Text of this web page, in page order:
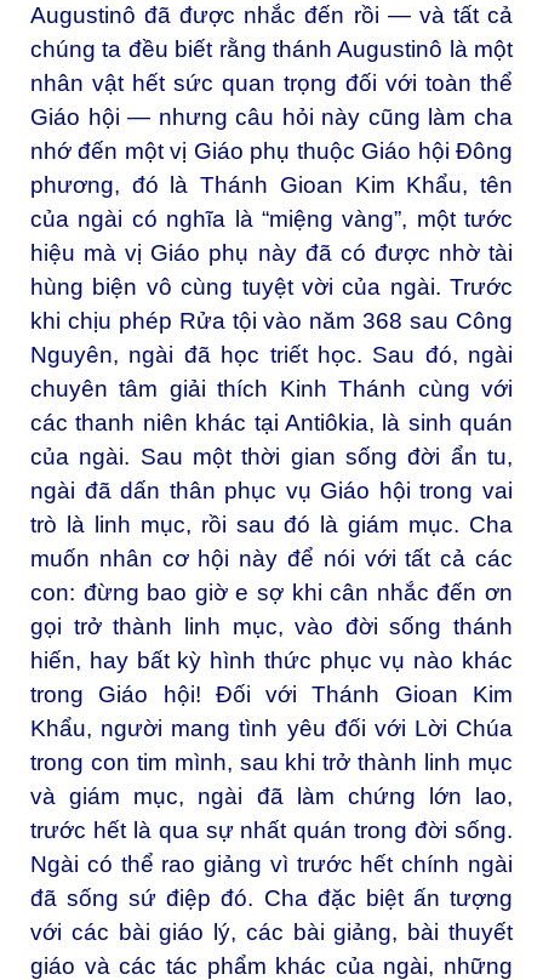
Augustinô đã được nhắc đến rồi — và tất cả
chúng ta đều biết rằng thánh Augustinô là một
nhân vật hết sức quan trọng đối với toàn thể
Giáo hội — nhưng câu hỏi này cũng làm cha
nhớ đến một vị Giáo phụ thuộc Giáo hội Đông
phương, đó là Thánh Gioan Kim Khẩu, tên
của ngài có nghĩa là “miệng vàng”, một tước
hiệu mà vị Giáo phụ này đã có được nhờ tài
hùng biện vô cùng tuyệt vời của ngài. Trước
khi chịu phép Rửa tội vào năm 368 sau Công
Nguyên, ngài đã học triết học. Sau đó, ngài
chuyên tâm giải thích Kinh Thánh cùng với
các thanh niên khác tại Antiôkia, là sinh quán
của ngài. Sau một thời gian sống đời ẩn tu,
ngài đã dấn thân phục vụ Giáo hội trong vai
trò là linh mục, rồi sau đó là giám mục. Cha
muốn nhân cơ hội này để nói với tất cả các
con: đừng bao giờ e sợ khi cân nhắc đến ơn
gọi trở thành linh mục, vào đời sống thánh
hiến, hay bất kỳ hình thức phục vụ nào khác
trong Giáo hội! Đối với Thánh Gioan Kim
Khẩu, người mang tình yêu đối với Lời Chúa
trong con tim mình, sau khi trở thành linh mục
và giám mục, ngài đã làm chứng lớn lao,
trước hết là qua sự nhất quán trong đời sống.
Ngài có thể rao giảng vì trước hết chính ngài
đã sống sứ điệp đó. Cha đặc biệt ấn tượng
với các bài giáo lý, các bài giảng, bài thuyết
giáo và các tác phẩm khác của ngài, những